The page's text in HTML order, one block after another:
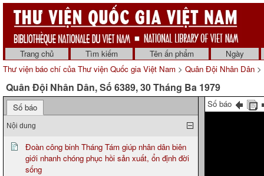
Trang chủ Tìm kiếm Tên ấn phẩm
Ngày
Thư viện báo chí của Thư viện Quốc gia Việt Nam > Quân Đội Nhân Dân >
Quân Đội Nhân Dân, Số 6389, 30 Tháng Ba 1979
Số báo
Nội dung
Đoàn công binh Tháng Tám giúp nhân dân biên
giới nhanh chóng phục hồi sản xuất, ổn định đời
sống
Số báo